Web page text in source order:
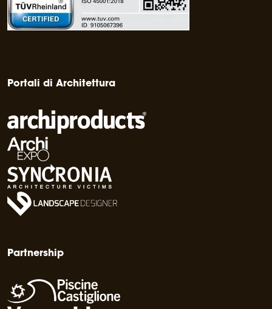
Portali di Architettura
Partnership